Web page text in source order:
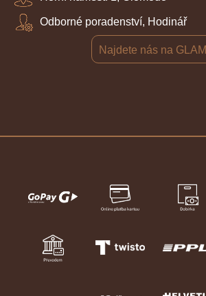
Odborné poradenství, Hodinář
Najdete nás na GLAMI